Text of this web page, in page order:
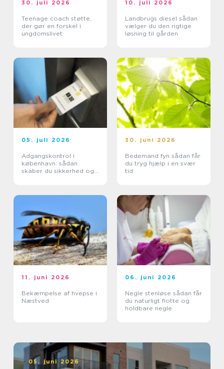
30. juli 2026
Teenage coach støtte,
der gør en forskel i
ungdomslivet
10. juli 2026
Landbrugs diesel sådan
vælger du den rigtige
løsning til gården
05. juli 2026
Adgangskontrol i
københavn: sådan
skaber du sikkerhed og
30. juni 2026
Bedemand fyn sådan får
du tryg hjælp i en svær
tid
11. juni 2026
Bekæmpelse af hvepse i
Næstved
06. juni 2026
Negle stenløse sådan får
du naturligt flotte og
holdbare negle
05. juni 2026